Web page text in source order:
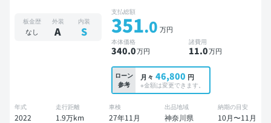
板金歴
なし
外装
A
内装
S
支払総額
351.0 万円
本体価格
340.0万円
諸費用
11.0万円
ローン
参考
月々 46,800 円
※金額は変更できます。
年式
2022
走行距離
1.9万km
車検
27年11月
出品地域
神奈川県
納期の目安
10月〜11月